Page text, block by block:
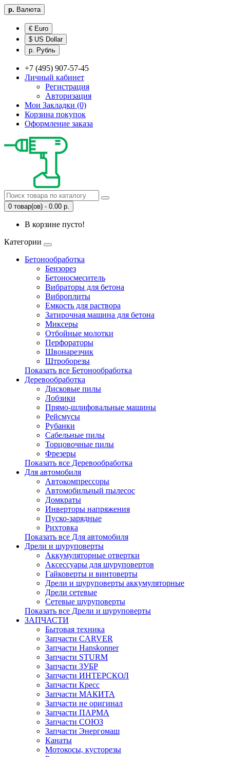
р. Валюта
€ Euro
$ US Dollar
р. Рубль
+7 (495) 907-57-45
Личный кабинет
Регистрация
Авторизация
Мои Закладки (0)
Корзина покупок
Оформление заказа
0 товар(ов) - 0.00 р.
В корзине пусто!
Категории
Бетонообработка
Бензорез
Бетоносмеситель
Вибраторы для бетона
Виброплиты
Емкость для раствора
Затирочная машина для бетона
Миксеры
Отбойные молотки
Перфораторы
Швонарезчик
Штроборезы
Показать все Бетонообработка
Деревообработка
Дисковые пилы
Лобзики
Прямо-шлифовальные машины
Рейсмусы
Рубанки
Сабельные пилы
Торцовочные пилы
Фрезеры
Показать все Деревообработка
Для автомобиля
Автокомпрессоры
Автомобильный пылесос
Домкраты
Инверторы напряжения
Пуско-зарядные
Рихтовка
Показать все Для автомобиля
Дрели и шуруповерты
Аккумуляторные отвертки
Аксессуары для шуруповертов
Гайковерты и винтоверты
Дрели и шуруповерты аккумуляторные
Дрели сетевые
Сетевые шуруповерты
Показать все Дрели и шуруповерты
ЗАПЧАСТИ
Бытовая техника
Запчасти CARVER
Запчасти Hanskonner
Запчасти STURM
Запчасти ЗУБР
Запчасти ИНТЕРСКОЛ
Запчасти Кресс
Запчасти МАКИТА
Запчасти не оригинал
Запчасти ПАРМА
Запчасти СОЮЗ
Запчасти Энергомаш
Канаты
Мотокосы, кусторезы